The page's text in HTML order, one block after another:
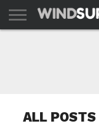
ALL POSTS